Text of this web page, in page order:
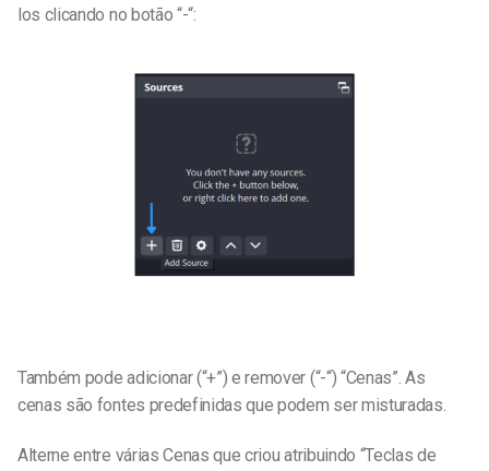
los clicando no botão “-“:
Também pode adicionar (“+”) e remover (“-“) “Cenas”. As
cenas são fontes predefinidas que podem ser misturadas.
Alterne entre várias Cenas que criou atribuindo “Teclas de